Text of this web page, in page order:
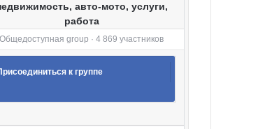
авто-мото, услуги,
работа
Общедоступная group · 4 869 участников
к группе